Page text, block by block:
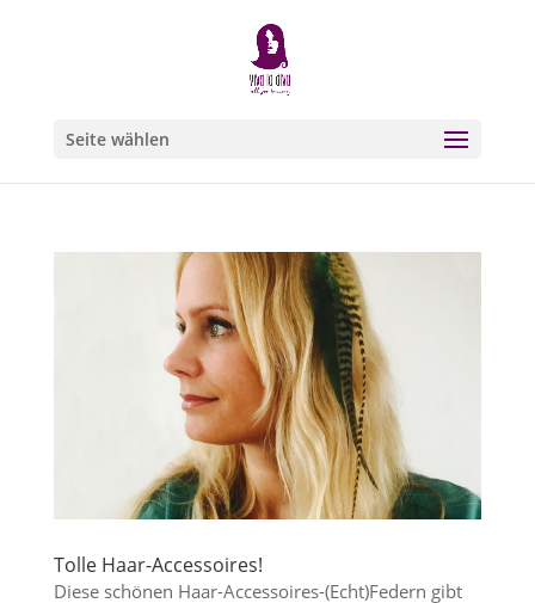
Seite wählen
Tolle Haar-Accessoires!
Diese schönen Haar-Accessoires-(Echt)Federn gibt